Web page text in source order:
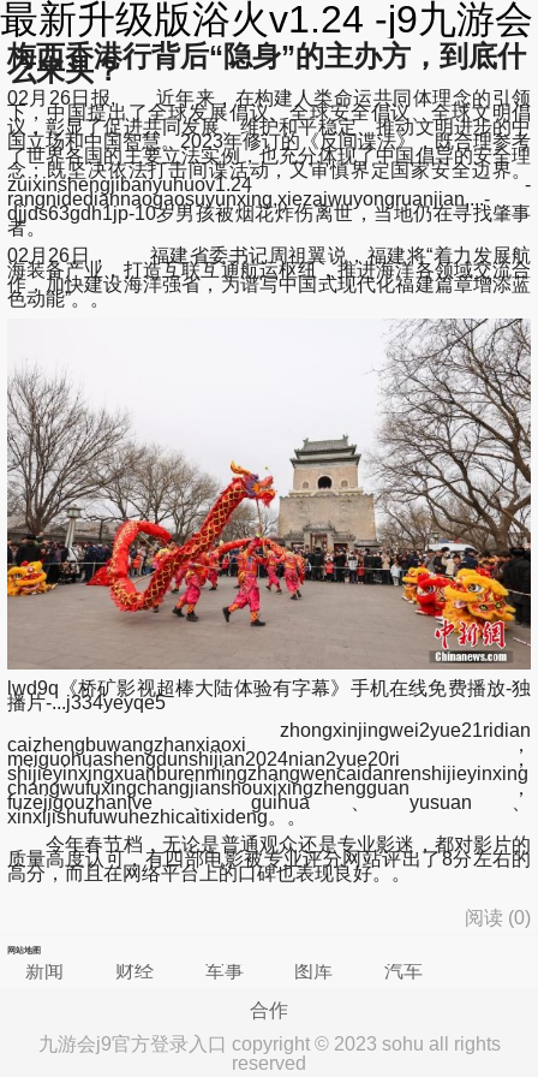
最新升级版浴火v1.24 -j9九游会
梅西香港行背后“隐身”的主办方，到底什
么来头？
02月26日报, 近年来，在构建人类命运共同体理念的引领
下，中国提出了全球发展倡议、全球安全倡议、全球文明倡
议，彰显了促进共同发展、维护和平稳定、推动文明进步的中
国立场和中国智慧。2023年修订的《反间谍法》，既合理参考
了世界各国的主要立法实例，也充分体现了中国倡导的安全理
念；既坚决依法打击间谍活动，又审慎界定国家安全边界。
zuixinshengjibanyuhuov1.24 -
rangnidediannaogaosuyunxing,xiezaiwuyongruanjian,...-
djjds63gdh1jp-10岁男孩被烟花炸伤离世，当地仍在寻找肇事
者。
02月26日， 福建省委书记周祖翼说，福建将“着力发展航
海装备产业，打造互联互通航运枢纽，推进海洋各领域交流合
作，加快建设海洋强省，为谱写中国式现代化福建篇章增添蓝
色动能”。。
lwd9q《桥矿影视超棒大陆体验有字幕》手机在线免费播放-独
播片-...j334yeyqe5
zhongxinjingwei2yue21ridian
caizhengbuwangzhanxiaoxi，
meiguohuashengdunshijian2024nian2yue20ri，
shijieyinxingxuanburenmingzhangwencaidanrenshijieyinxing
changwufuxingchangjianshouxixingzhengguan，
fuzejigouzhanlve、guihua、yusuan、
xinxijishufuwuhezhicaitixideng。。
今年春节档，无论是普通观众还是专业影迷，都对影片的
质量高度认可，有四部电影被专业评分网站评出了8分左右的
高分，而且在网络平台上的口碑也表现良好。。
阅读 (0)
网站地图
新闻 财经 军事 图库
汽车
合作
九游会j9官方登录入口 copyright © 2023 sohu all rights
reserved